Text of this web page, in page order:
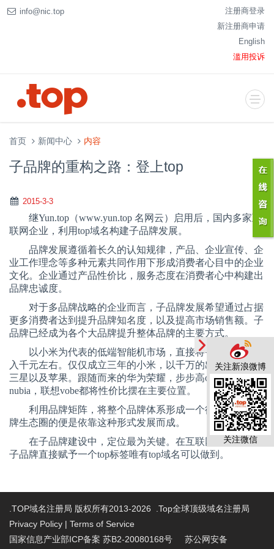
info@nic.top
注册商登录
新注册商申请
English
滥用投诉
关注新浪微博
关注微信
首页 新闻中心 内容
子品牌的重构之路：登上top
2015-3-3
继Yun.top （www.yun.top 名网云）启用后，国内多家互
联网企业，利用top域名构建子品牌发展。
品牌发展遵循着长久的认知规律，产品、企业宣传、企
业工作理念等多种元素共同作用下形成消费者心目中的企业
文化。企业通过产品性价比，服务态度在消费者心中构建出
品牌忠诚度。
对于多品牌战略的企业而言，子品牌发展希望通过占据
更多消费者达到提升品牌知名度，以及提高市场销售额。子
品牌已经成为各个大品牌提升整体品牌的主要方式。
以小米为代表的低端智能机市场，直接将智能机市场带
入千元左右。仅仅成立三年的小米，以千万的出货量超过了
三星以及苹果。跟随而来的华为荣耀，步步高oppo，中兴
nubia ，联想vobe都将性价比摆在主要位置。
利用品牌矩阵，将整个品牌体系形成一个循环系统，品
牌生态圈的便是依靠这种形式发展而成。
在子品牌建设中，定位最为关键。在互联网平台中，为
子品牌直接赋予一个top标签唯有top域名可以做到。
.TOP域名注册局 版权所有2013-2026 .Top全球顶级域名注册局
Privacy Policy | Terms of Service
国家信息产业部ICP备案 苏B2-20080168号 苏公网安备